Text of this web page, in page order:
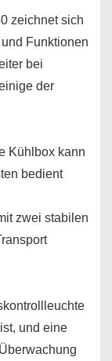
zeichnet sich
Funktionen
bei
der
Kühlbox kann
bedient
zwei stabilen
und eine